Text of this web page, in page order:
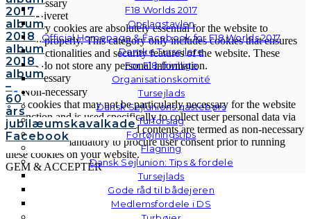
F18 Worlds 2017
Opslagstavlen
Official Homepage & Facebook for F18 Worlds 2017
Danske Tursejlere
For F18-frivillige
Organisationskomité
Tursejlads
Dansk Sejlunions gastebørs
Turforslag
Fortøjningstips
Flagning
Dansk Sejlunion: Tips & fordele
Tursejlads
Gode råd til bådejeren
Medlemsfordele i DS
2017
album
2018
album
2018
album
–
60
års
jubilæumskavalkade
Facebook
Necessary
Altid aktiveret
Necessary cookies are absolutely essential for the website to
function properly. This category only includes cookies that ensures
basic functionalities and security features of the website. These
cookies do not store any personal information.
Non-necessary
Non-necessary
Any cookies that may not be particularly necessary for the website
to function and is used specifically to collect user personal data via
analytics, ads, other embedded contents are termed as non-necessary
cookies. It is mandatory to procure user consent prior to running
these cookies on your website.
GEM & ACCEPTÈR